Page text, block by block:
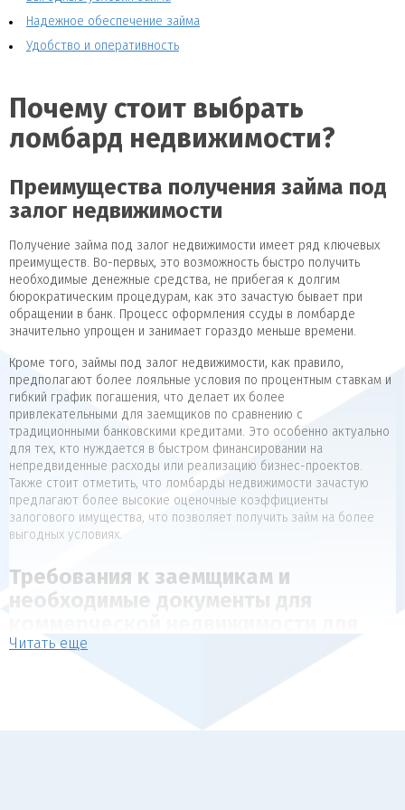
Надежное обеспечение займа
Удобство и оперативность
Почему стоит выбрать
ломбард недвижимости?
Преимущества получения займа под
залог недвижимости
Получение займа под залог недвижимости имеет ряд ключевых
преимуществ. Во-первых, это возможность быстро получить
необходимые денежные средства, не прибегая к долгим
бюрократическим процедурам, как это зачастую бывает при
обращении в банк. Процесс оформления ссуды в ломбарде
значительно упрощен и занимает гораздо меньше времени.
Кроме того, займы под залог недвижимости, как правило,
предполагают более лояльные условия по процентным ставкам и
гибкий график погашения, что делает их более
привлекательными для заемщиков по сравнению с
традиционными банковскими кредитами. Это особенно актуально
для тех, кто нуждается в быстром финансировании на
непредвиденные расходы или реализацию бизнес-проектов.
Также стоит отметить, что ломбарды недвижимости зачастую
предлагают более высокие оценочные коэффициенты
залогового имущества, что позволяет получить займ на более
выгодных условиях.
Требования к заемщикам и
необходимые документы для
коммерческой недвижимости
Читать еще